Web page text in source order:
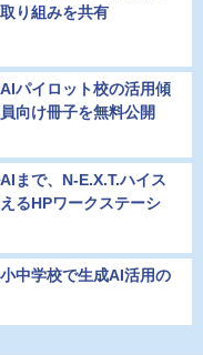
り組みを共有
パイロット校の活用傾
向け冊子を無料公開
まで、N-E.X.T.ハイス
るHPワークステーシ
中学校で生成AI活用の